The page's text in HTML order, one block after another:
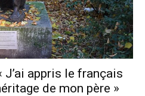
J’ai appris le français
de mon père »